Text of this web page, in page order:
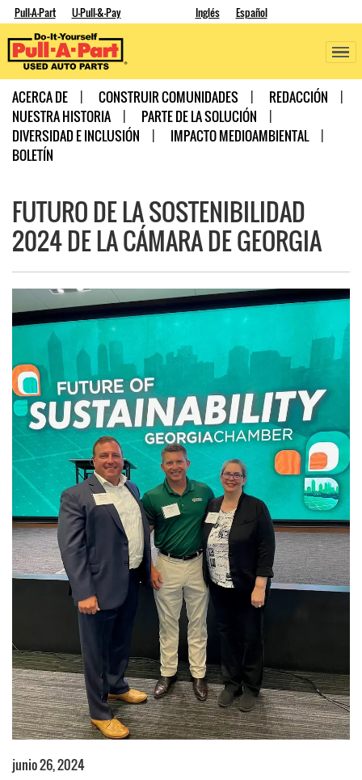
Pull-A-Part U-Pull-&-Pay Inglés Español
ACERCA DE CONSTRUIR COMUNIDADES
REDACCIÓN
NUESTRA HISTORIA
PARTE DE LA SOLUCIÓN
DIVERSIDAD E INCLUSIÓN
IMPACTO MEDIOAMBIENTAL
BOLETÍN
FUTURO DE LA SOSTENIBILIDAD
2024 DE LA CÁMARA DE GEORGIA
junio 26, 2024